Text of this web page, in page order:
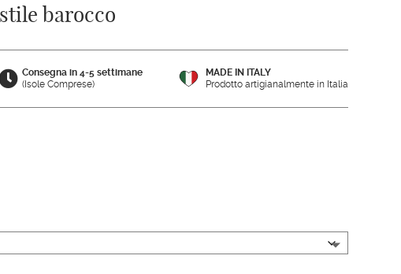
barocco
Consegna in 4-5 settimane
(Isole Comprese)
MADE IN ITALY
Prodotto artigianalmente in Italia